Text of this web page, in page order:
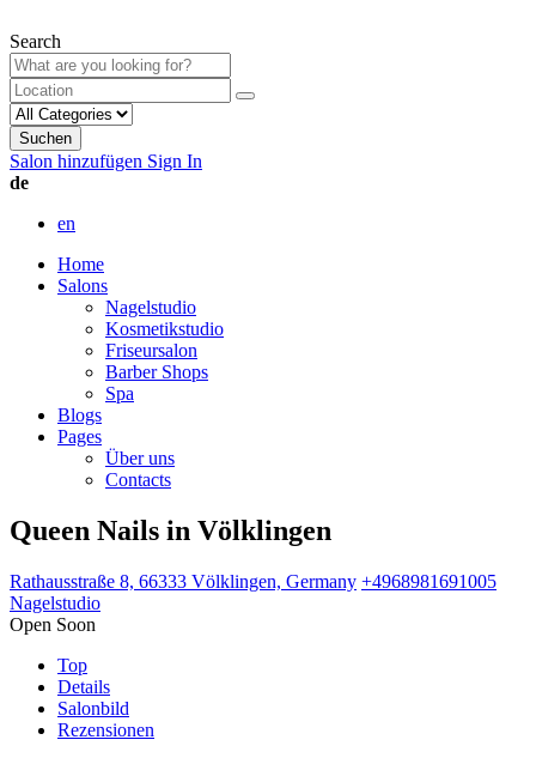
Search
Suchen
Salon hinzufügen Sign In
de
en
Home
Salons
Nagelstudio
Kosmetikstudio
Friseursalon
Barber Shops
Spa
Blogs
Pages
Über uns
Contacts
Queen Nails in Völklingen
Rathausstraße 8, 66333 Völklingen, Germany +4968981691005
Nagelstudio
Open Soon
Top
Details
Salonbild
Rezensionen